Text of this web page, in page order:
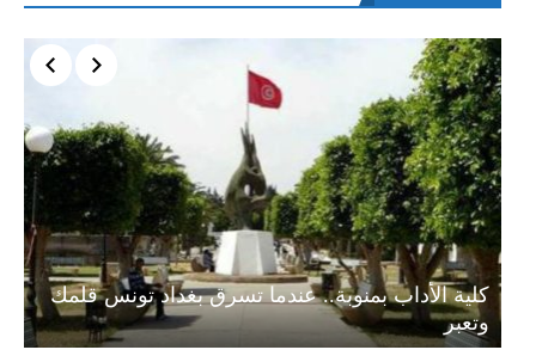
كلية الأداب بمنوبة.. عندما تسرق بغداد تونس قلمك
وتعبر